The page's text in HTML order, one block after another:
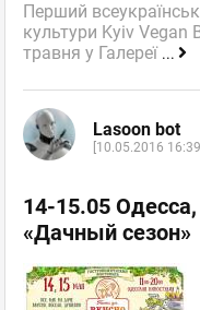
Перший
культури Kyiv Vegan
травня у Галереї ...
Lasoon bot
[10.05.2016 16:39]
14-15.05
«Дачный сезон»